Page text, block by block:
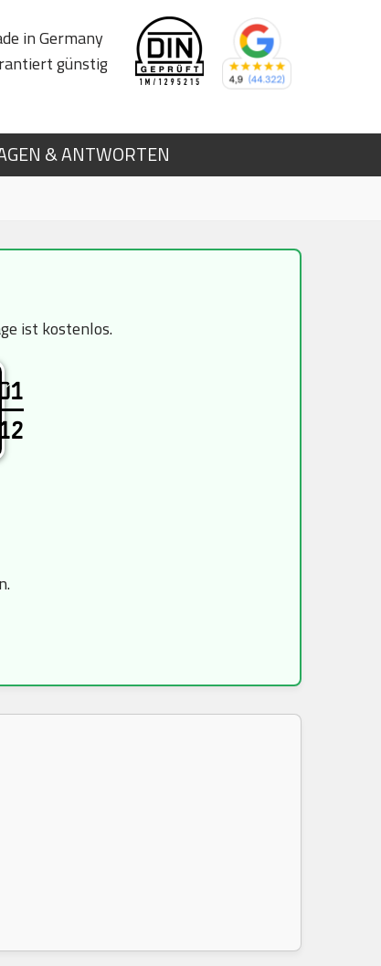
in Germany
günstig
& ANTWORTEN
ist kostenlos.
01
12